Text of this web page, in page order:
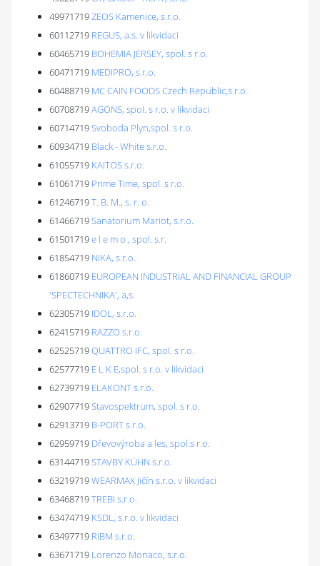
49971719ZEOS Kamenice, s.r.o.
60112719 REGUS, a.s. v likvidaci
60465719 BOHEMIA JERSEY, spol. s r.o.
60471719 MEDIPRO, s.r.o.
60488719 MC CAIN FOODS Czech Republic,s.r.o.
60708719AGONS, spol. s r.o. v likvidaci
60714719Svoboda Plyn,spol. s r.o.
60934719 Black - White s.r.o.
61055719 KAITOS s.r.o.
61061719 Prime Time, spol. s r.o.
61246719T. B. M., s. r. o.
61466719Sanatorium Mariot, s.r.o.
61501719e l e m o , spol. s.r.
61854719 NIKA, s.r.o.
61860719 EUROPEAN INDUSTRIAL AND FINANCIAL GROUP
'SPECTECHNIKA', a,s.
62305719 IDOL, s.r.o.
62415719 RAZZO s.r.o.
62525719QUATTRO IFC, spol. s r.o.
62577719 E L K E,spol. s r.o. v likvidaci
62739719 ELAKONT s.r.o.
62907719Stavospektrum, spol. s r.o.
62913719 B-PORT s.r.o.
62959719 Dřevovýroba a les, spol.s r.o.
63144719STAVBY KÜHN s.r.o.
63219719WEARMAX Jičín s.r.o. v likvidaci
63468719TREBI s.r.o.
63474719 KSDL, s.r.o. v likvidaci
63497719 RIBM s.r.o.
63671719 Lorenzo Monaco, s.r.o.